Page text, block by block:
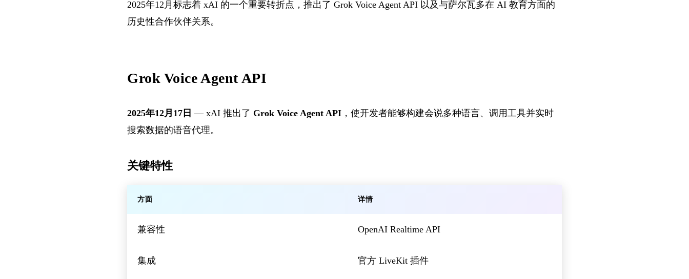
2025年12月标志着 xAI 的一个重要转折点，推出了 Grok Voice Agent API 以及与萨尔瓦多在 AI 教育方面的
历史性合作伙伴关系。
Grok Voice Agent API
2025年12月17日 — xAI 推出了 Grok Voice Agent API ，使开发者能够构建会说多种语言、调用工具并实时
搜索数据的语音代理。
关键特性
方面 详情
兼容性 OpenAI Realtime API
集成 官方 LiveKit 插件